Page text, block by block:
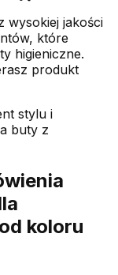
wysokiej jakości
które
higieniczne.
produkt
stylu i
buty z
koloru